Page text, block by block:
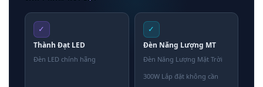
✓
Thành Đạt LED
Đèn LED chính hãng
✓
Đèn Năng Lượng MT
Đèn Năng Lượng Mặt Trời
300W Lắp đặt không cần